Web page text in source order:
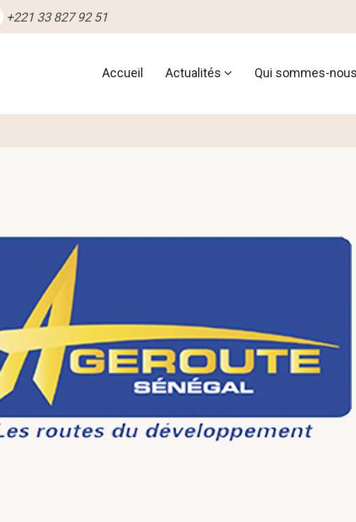
+221 33 827 92 51
Main
navigation
Accueil Actualités Qui sommes-